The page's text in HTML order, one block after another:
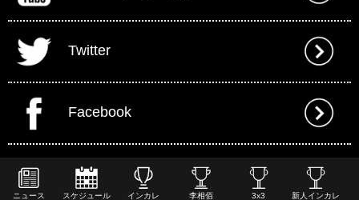
Twitter
Facebook
ニュース スケジュール インカレ 李相佰 3x3 新人インカレ